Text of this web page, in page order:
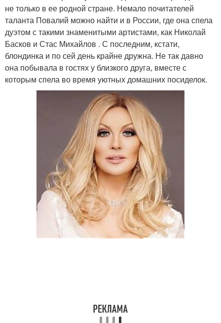
не только в ее родной стране. Немало почитателей
таланта Повалий можно найти и в России, где она спела
дуэтом с такими знаменитыми артистами, как Николай
Басков и Стас Михайлов . С последним, кстати,
блондинка и по сей день крайне дружна. Не так давно
она побывала в гостях у близкого друга, вместе с
которым спела во время уютных домашних посиделок.